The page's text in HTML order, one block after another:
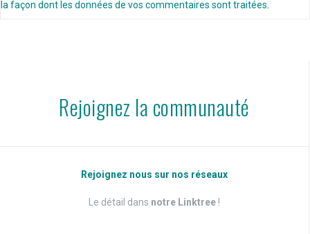
la façon dont les données de vos commentaires sont traitées
Rejoignez la communauté
Rejoignez nous sur nos réseaux
Le détail dans notre Linktree !